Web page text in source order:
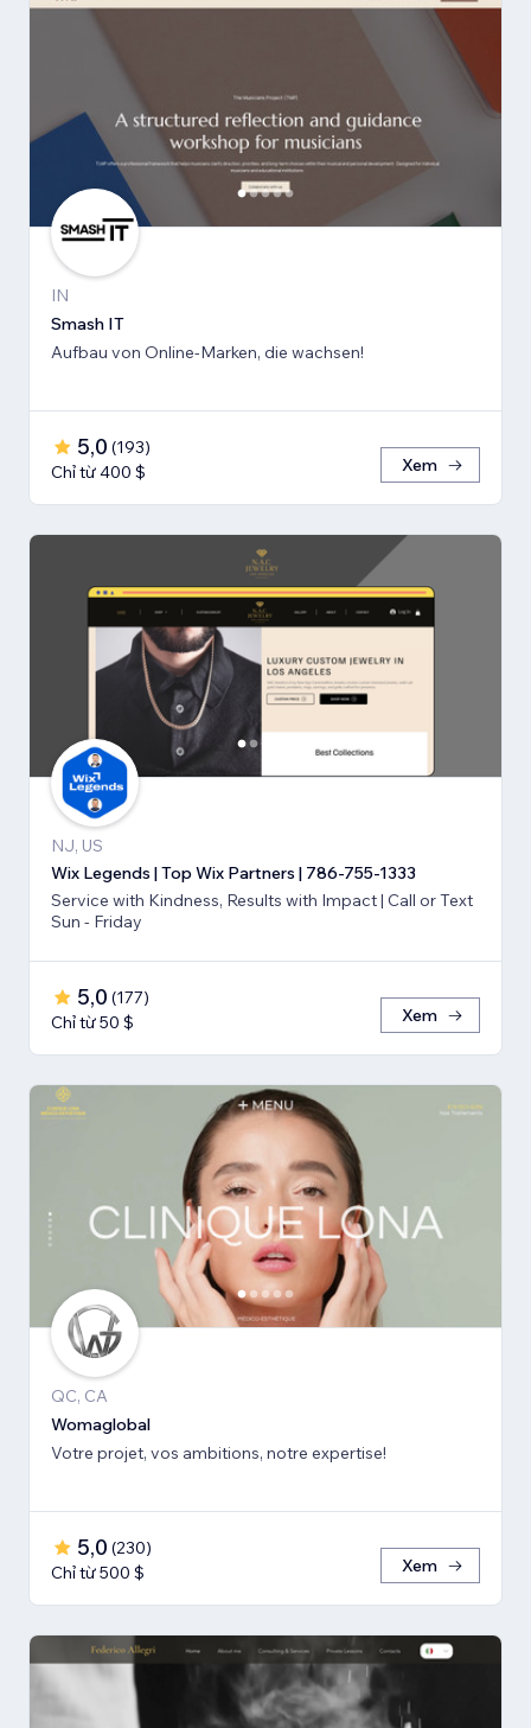
IN
Smash IT
Aufbau von Online-Marken, die wachsen!
5,0 (193)
Chỉ từ 400 $
Xem
NJ, US
Wix Legends | Top Wix Partners | 786-755-1333
Service with Kindness, Results with Impact | Call or Text
Sun - Friday
5,0 (177)
Chỉ từ 50 $
Xem
QC, CA
Womaglobal
Votre projet, vos ambitions, notre expertise!
5,0 (230)
Chỉ từ 500 $
Xem